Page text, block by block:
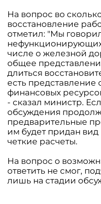
На вопрос во
восстановление
отметил: "Мы
нефункционирующих
числе о железной
общее
длиться
есть представление
финансовых
- сказал министр.
обсуждения
предварительные
им будет придан
четкие расчеты.
На вопрос о
ответить не смог,
лишь на стадии